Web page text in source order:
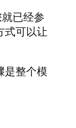
已经参
式可以让
是整个模